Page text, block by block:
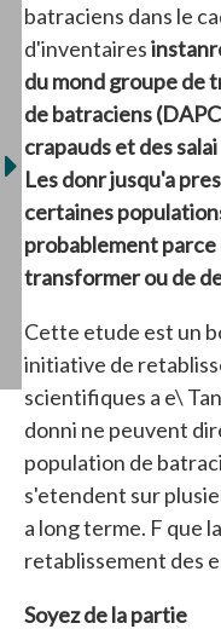
batraciens dans le
d'inventaires
du mond groupe de
de batraciens
crapauds et des
Les donr jusqu'a
certaines
probablement
transformer ou de
Cette etude est un
initiative de
scientifiques a e\
donni ne peuvent
population de
s'etendent sur
a long terme. F que
retablissement des
Soyez de la partie